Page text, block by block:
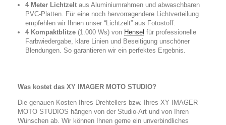
4 Meter Lichtzelt aus Aluminiumrahmen und abwaschbaren
PVC-Platten. Für eine noch hervorragendere Lichtverteilung
empfehlen wir Ihnen unser “Lichtzelt” aus Fotostoff.
4 Kompaktblitze (1.000 Ws) von Hensel für professionelle
Farbwiedergabe, klare Linien und Beseitigung unschöner
Blendungen. So garantieren wir ein perfektes Ergebnis.
Was kostet das XY IMAGER MOTO STUDIO?
Die genauen Kosten Ihres Drehtellers bzw. Ihres XY IMAGER
MOTO STUDIOS hängen von der Studio-Art und von Ihren
Wünschen ab. Wir können Ihnen gerne ein unverbindliches